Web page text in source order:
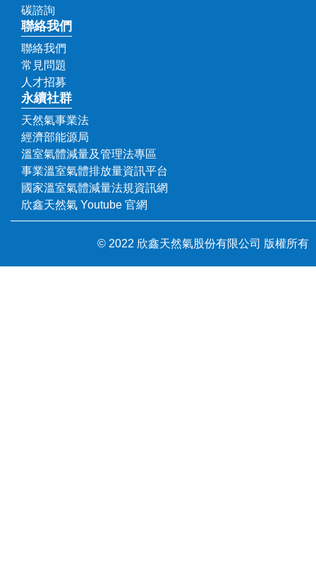
碳諮詢
聯絡我們
聯絡我們
常見問題
人才招募
永續社群
天然氣事業法
經濟部能源局
溫室氣體減量及管理法專區
事業溫室氣體排放量資訊平台
國家溫室氣體減量法規資訊網
欣鑫天然氣 Youtube 官網
© 2022 欣鑫天然氣股份有限公司 版權所有